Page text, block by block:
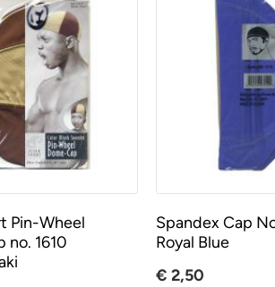
Pin-Wheel
no. 1610
Spandex Cap
Royal Blue
€ 2,50